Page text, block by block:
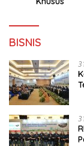
BISNIS